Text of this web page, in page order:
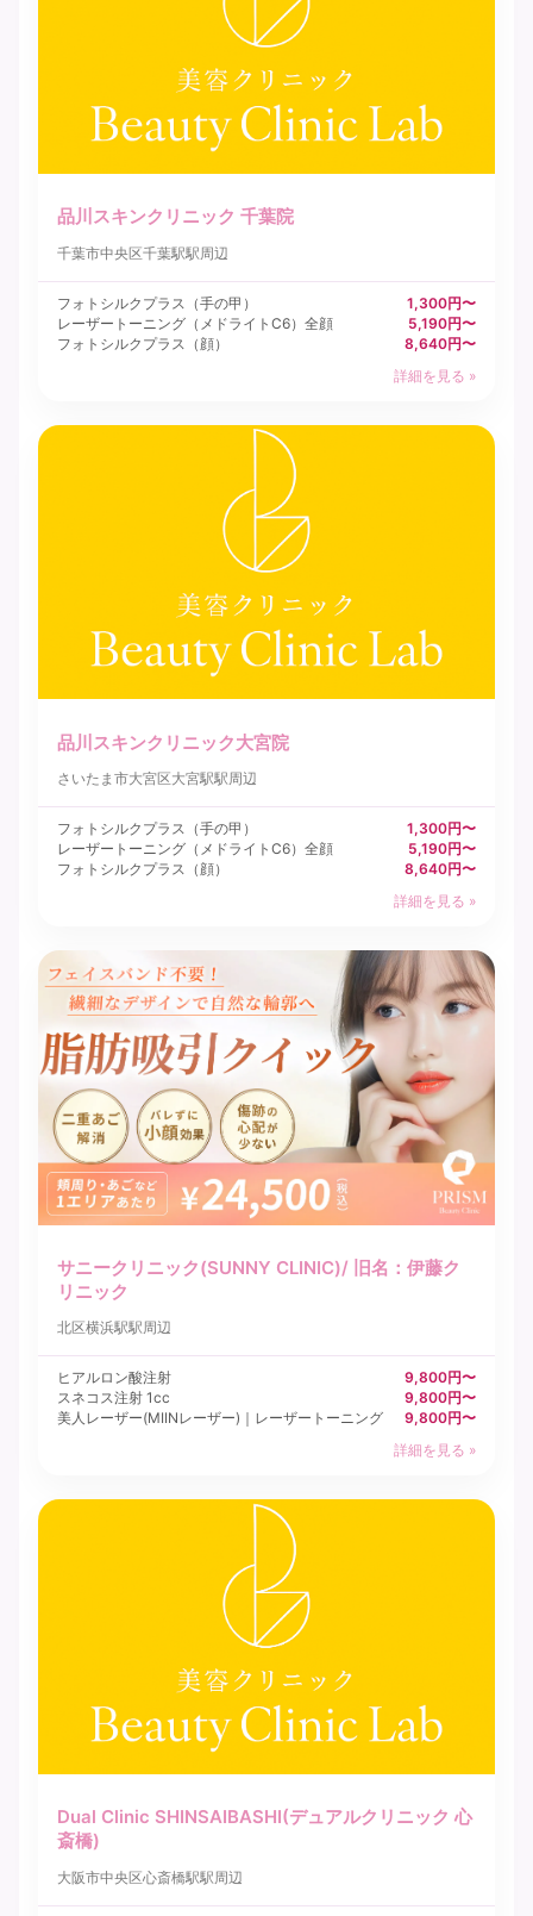
品川スキンクリニック 千葉院
千葉市中央区千葉駅駅周辺
フォトシルクプラス（手の甲）
1,300円〜
レーザートーニング（メドライトC6）全顔
5,190円〜
フォトシルクプラス（顔）
8,640円〜
詳細を見る »
品川スキンクリニック大宮院
さいたま市大宮区大宮駅駅周辺
フォトシルクプラス（手の甲）
1,300円〜
レーザートーニング（メドライトC6）全顔
5,190円〜
フォトシルクプラス（顔）
8,640円〜
詳細を見る »
サニークリニック(SUNNY CLINIC)/ 旧名：伊藤ク
リニック
北区横浜駅駅周辺
ヒアルロン酸注射
9,800円〜
スネコス注射 1cc
9,800円〜
美人レーザー(MIINレーザー)｜レーザートーニング
9,800円〜
詳細を見る »
Dual Clinic SHINSAIBASHI(デュアルクリニック 心
斎橋)
大阪市中央区心斎橋駅駅周辺